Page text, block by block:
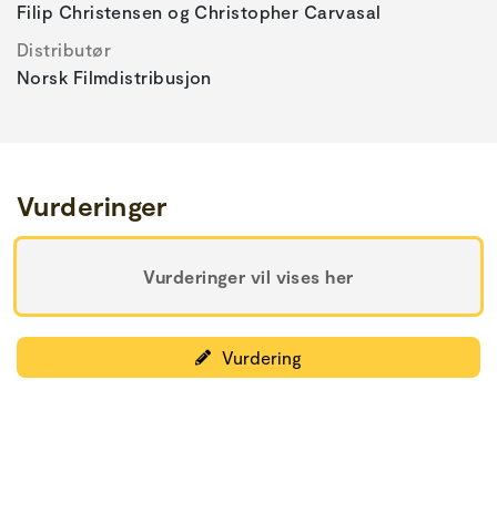
Filip Christensen og Christopher Carvasal
Distributør
Norsk Filmdistribusjon
Vurderinger
Vurderinger vil vises her
Vurdering